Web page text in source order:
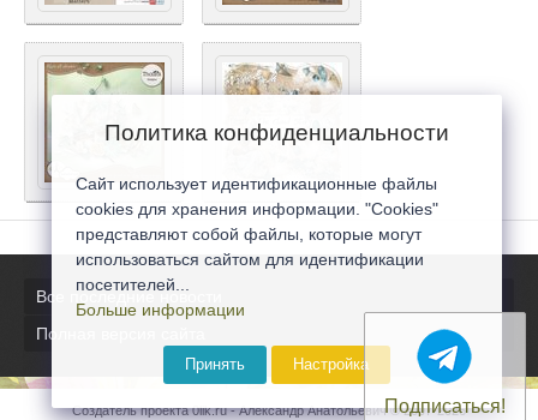
Все последние новости
Полная версия сайта
Создатель проекта 0lik.ru - Александр Анатольевич © 2007-2026
Подписаться!
Политика конфиденциальности
Сайт использует идентификационные файлы
cookies для хранения информации. "Cookies"
представляют собой файлы, которые могут
использоваться сайтом для идентификации
посетителей...
Больше информации
Принять Настройка